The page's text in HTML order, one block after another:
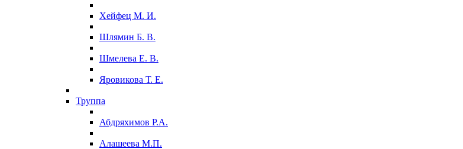
Хейфец М. И.
Шлямин Б. В.
Шмелева Е. В.
Яровикова Т. Е.
Труппа
Абдряхимов Р.А.
Алашеева М.П.